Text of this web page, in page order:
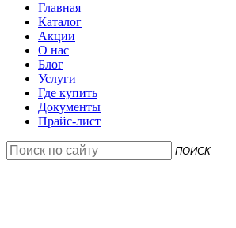
Главная
Каталог
Акции
О нас
Блог
Услуги
Где купить
Документы
Прайс-лист
ПОИСК